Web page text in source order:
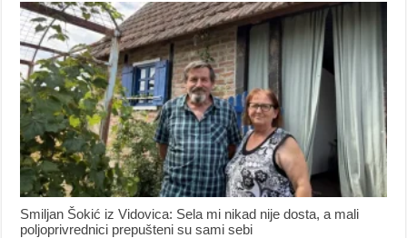
Smiljan Šokić iz Vidovica: Sela mi nikad nije dosta, a mali
poljoprivrednici prepušteni su sami sebi